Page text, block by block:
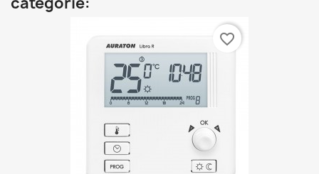
favorite_border